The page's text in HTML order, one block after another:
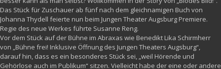
Das Stück für Zuschauer ab fünf nach dem gleichnamigen Buch von
Johanna Thydell feierte nun beim Jungen Theater Augsburg Premiere.
Regie des neue Werkes führte Susanne Reng.
Vor dem Stück auf der Bühne im Abraxas wie Benedikt Lika Schirmherr
von „Bühne frei! Inklusive Öffnung des Jungen Theaters Augsburg“,
darauf hin, dass es ein besonderes Stück sei, „weil Hörende und
Gehörlose auch im Publikum“ sitzen. Vielleicht habe der eine oder andere